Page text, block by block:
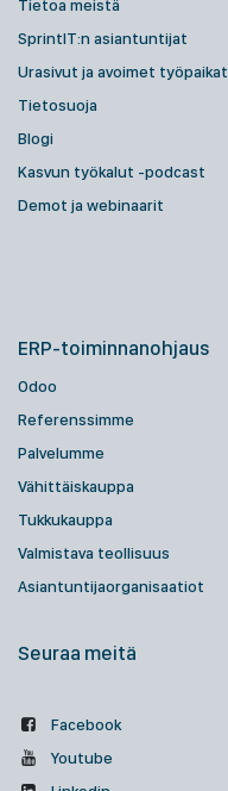
Tietoa meistä
SprintIT:n asiantuntijat
Urasivut ja avoimet työpaikat
Tietosuoja
Blogi
Kasvun työkalut -podcast
Demot ja webinaarit
ERP-toiminnanohjaus
Odoo
Referenssimme
Palvelumme
Vähittäiskauppa
Tukkukauppa
Valmistava teollisuus
Asiantuntijaorganisaatiot
Seuraa meitä
Facebook
Youtube